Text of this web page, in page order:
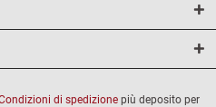
di spedizione più deposito per